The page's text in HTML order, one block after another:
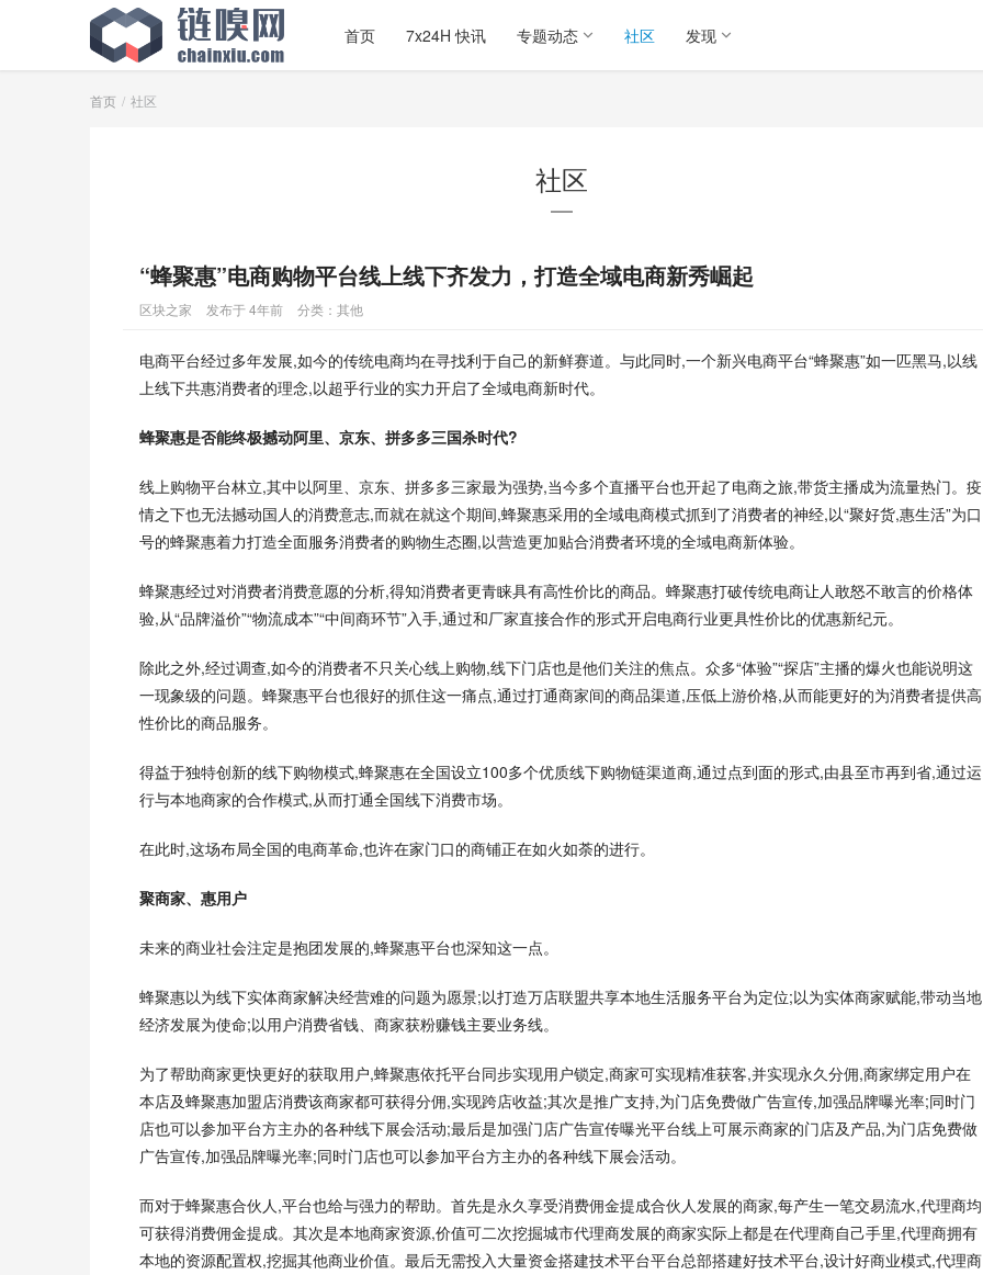
首页 7x24H 快讯 专题动态 社区 发现
首页 社区
社区
“蜂聚惠”电商购物平台线上线下齐发力，打造全域电商新秀崛起
区块之家 发布于 4年前 分类： 其他
电商平台经过多年发展,如今的传统电商均在寻找利于自己的新鲜赛道。与此同时,一个新兴电商平台“蜂聚惠”如一匹黑马,以线
上线下共惠消费者的理念,以超乎行业的实力开启了全域电商新时代。
蜂聚惠是否能终极撼动阿里、京东、拼多多三国杀时代?
线上购物平台林立,其中以阿里、京东、拼多多三家最为强势,当今多个直播平台也开起了电商之旅,带货主播成为流量热门。疫
情之下也无法撼动国人的消费意志,而就在就这个期间,蜂聚惠采用的全域电商模式抓到了消费者的神经,以“聚好货,惠生活”为口
号的蜂聚惠着力打造全面服务消费者的购物生态圈,以营造更加贴合消费者环境的全域电商新体验。
蜂聚惠经过对消费者消费意愿的分析,得知消费者更青睐具有高性价比的商品。蜂聚惠打破传统电商让人敢怒不敢言的价格体
验,从“品牌溢价”“物流成本”“中间商环节”入手,通过和厂家直接合作的形式开启电商行业更具性价比的优惠新纪元。
除此之外,经过调查,如今的消费者不只关心线上购物,线下门店也是他们关注的焦点。众多“体验”“探店”主播的爆火也能说明这
一现象级的问题。蜂聚惠平台也很好的抓住这一痛点,通过打通商家间的商品渠道,压低上游价格,从而能更好的为消费者提供高
性价比的商品服务。
得益于独特创新的线下购物模式,蜂聚惠在全国设立100多个优质线下购物链渠道商,通过点到面的形式,由县至市再到省,通过运
行与本地商家的合作模式,从而打通全国线下消费市场。
在此时,这场布局全国的电商革命,也许在家门口的商铺正在如火如荼的进行。
聚商家、惠用户
未来的商业社会注定是抱团发展的,蜂聚惠平台也深知这一点。
蜂聚惠以为线下实体商家解决经营难的问题为愿景;以打造万店联盟共享本地生活服务平台为定位;以为实体商家赋能,带动当地
经济发展为使命;以用户消费省钱、商家获粉赚钱主要业务线。
为了帮助商家更快更好的获取用户,蜂聚惠依托平台同步实现用户锁定,商家可实现精准获客,并实现永久分佣,商家绑定用户在
本店及蜂聚惠加盟店消费该商家都可获得分佣,实现跨店收益;其次是推广支持,为门店免费做广告宣传,加强品牌曝光率;同时门
店也可以参加平台方主办的各种线下展会活动;最后是加强门店广告宣传曝光平台线上可展示商家的门店及产品,为门店免费做
广告宣传,加强品牌曝光率;同时门店也可以参加平台方主办的各种线下展会活动。
而对于蜂聚惠合伙人,平台也给与强力的帮助。首先是永久享受消费佣金提成合伙人发展的商家,每产生一笔交易流水,代理商均
可获得消费佣金提成。其次是本地商家资源,价值可二次挖掘城市代理商发展的商家实际上都是在代理商自己手里,代理商拥有
本地的资源配置权,挖掘其他商业价值。最后无需投入大量资金搭建技术平台平台总部搭建好技术平台,设计好商业模式,代理商